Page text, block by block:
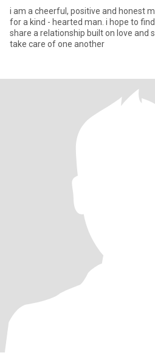
i am a cheerful, positive and honest middle- aged woman looking
for a kind - hearted man. i hope to find someone who want to
share a relationship built on love and sincerity. where we can truly
take care of one another